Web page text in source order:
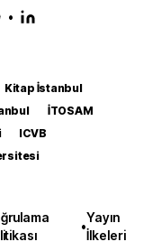
•
Kitap İstanbul
İTOSAM
ICVB
•
Yayın
İlkeleri